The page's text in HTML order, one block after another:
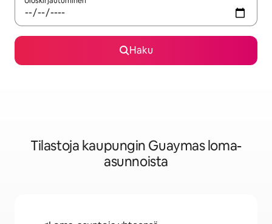
Haku
Tilastoja kaupungin Guaymas loma-
asunnoista